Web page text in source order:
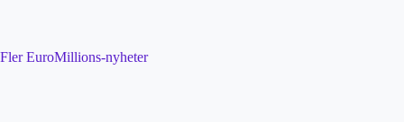
Fler EuroMillions-nyheter